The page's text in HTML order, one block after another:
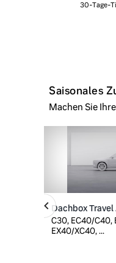
30-Tage-
Saisonales
Machen Sie
Dachbox
C30, EC40/C40,
EX40/XC40, ...